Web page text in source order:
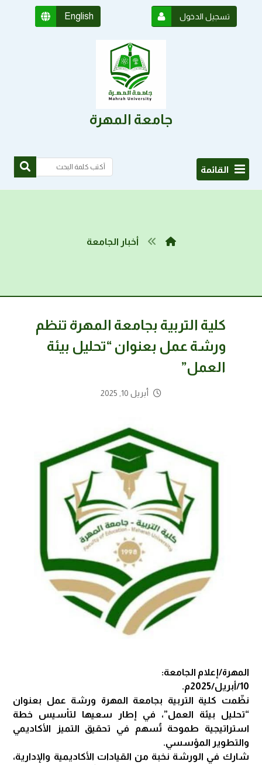
English تسجيل الدخول
جامعة المهرة
القائمة
أخبار الجامعة
كلية التربية بجامعة المهرة تنظم
ورشة عمل بعنوان “تحليل بيئة
العمل”
أبريل 10, 2025
المهرة/إعلام الجامعة:
10/أبريل/2025م.
نظّمت كلية التربية بجامعة المهرة ورشة عمل بعنوان
“تحليل بيئة العمل”، في إطار سعيها لتأسيس خطة
استراتيجية طموحة تُسهم في تحقيق التميز الأكاديمي
والتطوير المؤسسي.
شارك في الورشة نخبة من القيادات الأكاديمية والإدارية،